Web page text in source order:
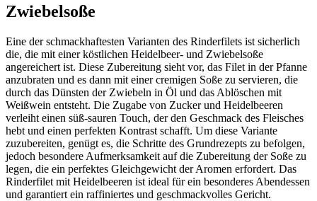
Zwiebelsoße
Eine der schmackhaftesten Varianten des Rinderfilets ist sicherlich
die, die mit einer köstlichen Heidelbeer- und Zwiebelsoße
angereichert ist. Diese Zubereitung sieht vor, das Filet in der Pfanne
anzubraten und es dann mit einer cremigen Soße zu servieren, die
durch das Dünsten der Zwiebeln in Öl und das Ablöschen mit
Weißwein entsteht. Die Zugabe von Zucker und Heidelbeeren
verleiht einen süß-sauren Touch, der den Geschmack des Fleisches
hebt und einen perfekten Kontrast schafft. Um diese Variante
zuzubereiten, genügt es, die Schritte des Grundrezepts zu befolgen,
jedoch besondere Aufmerksamkeit auf die Zubereitung der Soße zu
legen, die ein perfektes Gleichgewicht der Aromen erfordert. Das
Rinderfilet mit Heidelbeeren ist ideal für ein besonderes Abendessen
und garantiert ein raffiniertes und geschmackvolles Gericht.